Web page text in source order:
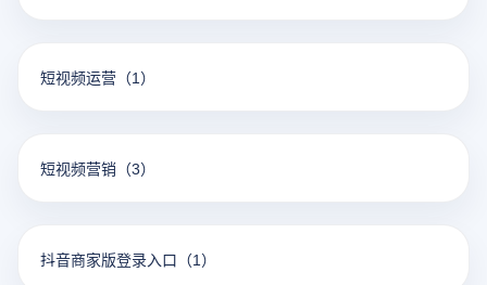
短视频运营 （1）
短视频营销 （3）
抖音商家版登录入口 （1）